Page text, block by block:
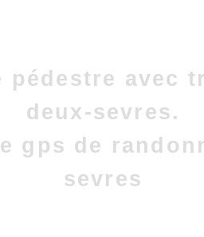
pédestre avec
deux-sevres.
gps de
sevres